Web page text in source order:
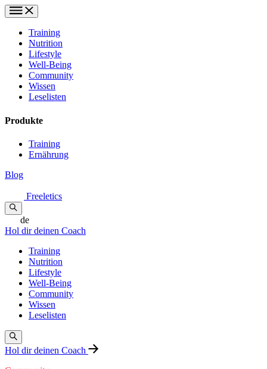
Training
Nutrition
Lifestyle
Well-Being
Community
Wissen
Leselisten
Produkte
Training
Ernährung
Blog
Freeletics
de
Hol dir deinen Coach
Training
Nutrition
Lifestyle
Well-Being
Community
Wissen
Leselisten
Hol dir deinen Coach